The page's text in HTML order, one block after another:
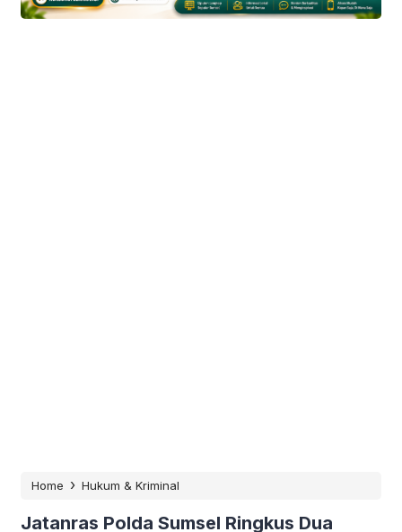
Home › Hukum & Kriminal
Jatanras Polda Sumsel Ringkus Dua